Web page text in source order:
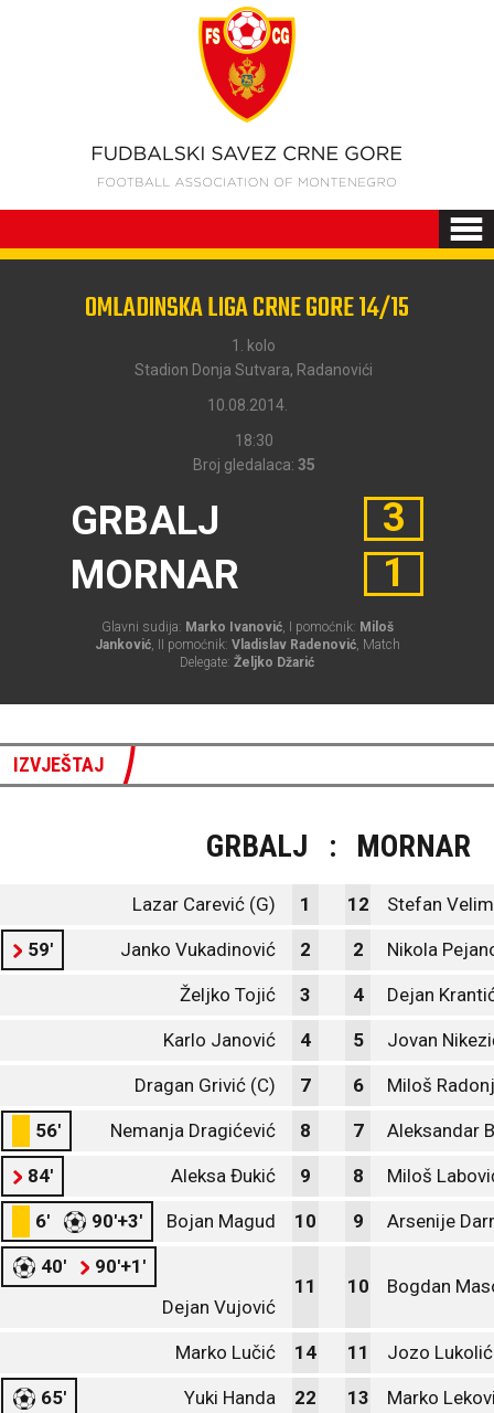
OMLADINSKA LIGA CRNE GORE 14/15
1. kolo
Stadion Donja Sutvara, Radanovići
10.08.2014.
18:30
Broj gledalaca: 35
GRBALJ
MORNAR
3
1
Glavni sudija: Marko Ivanović, I pomoćnik: Miloš
Janković, II pomoćnik: Vladislav Radenović, Match
Delegate: Željko Džarić
IZVJEŠTAJ
GRBALJ : MORNAR
Lazar Carević (G) 1 12 Stefan
59' Janko Vukadinović 2 2 Nikola
Željko Tojić 3 4 Dejan
Karlo Janović 4 5 Jovan
Dragan Grivić (C) 7 6 Miloš
56' Nemanja Dragićević 8 7 Aleksandar
84' Aleksa Đukić 9 8 Miloš
6' 90'+3' Bojan Magud 10 9 Arsenije
40'
90'+1'
Dejan Vujović
11 10 Bogdan
Marko Lučić 14 11 Jozo Lukolić
65' Yuki Handa 22 13 Marko